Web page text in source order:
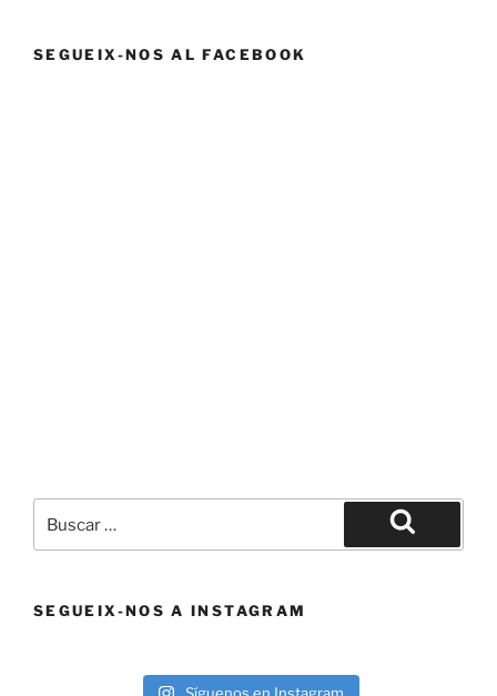
SEGUEIX-NOS AL FACEBOOK
por:
Buscar
SEGUEIX-NOS A INSTAGRAM
Síguenos en Instagram